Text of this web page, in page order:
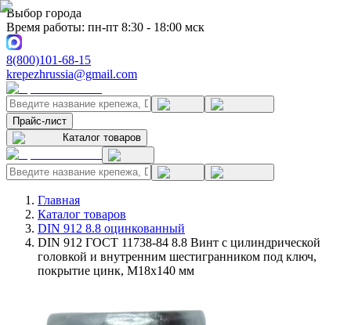
Выбор города
Время работы: пн-пт 8:30 - 18:00 мск
8(800)101-68-15
krepezhrussia@gmail.com
Прайс-лист
Каталог товаров
Главная
Каталог товаров
DIN 912 8.8 оцинкованный
DIN 912 ГОСТ 11738-84 8.8 Винт с цилиндрической
головкой и внутренним шестигранником под ключ,
покрытие цинк, M18x140 мм